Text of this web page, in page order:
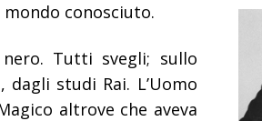
conosciuto.
Tutti svegli; sullo
studi Rai. L’Uomo
altrove che aveva